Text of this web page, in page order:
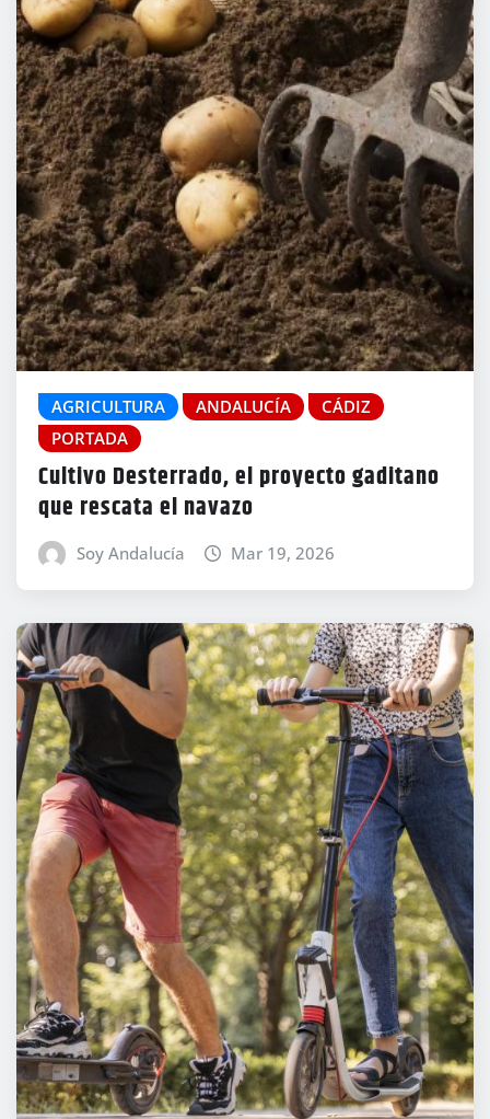
AGRICULTURA ANDALUCÍA
CÁDIZ
PORTADA
Cultivo Desterrado, el proyecto gaditano
que rescata el navazo
Soy Andalucía Mar 19, 2026